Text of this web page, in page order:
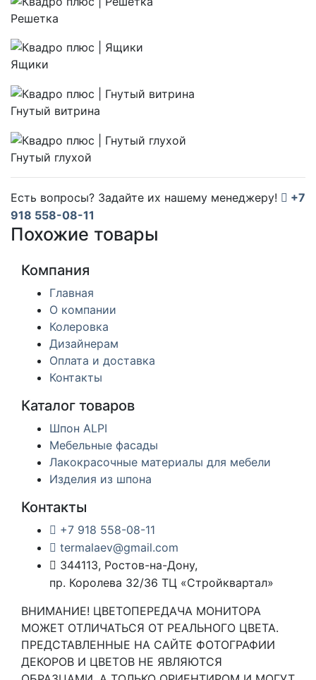
Решетка
Ящики
Гнутый витрина
Гнутый глухой
Есть вопросы? Задайте их нашему менеджеру!
+7
918 558-08-11
Похожие товары
Компания
Главная
О компании
Колеровка
Дизайнерам
Оплата и доставка
Контакты
Каталог товаров
Шпон ALPI
Мебельные фасады
Лакокрасочные материалы для мебели
Изделия из шпона
Контакты
+7 918 558-08-11
termalaev@gmail.com
344113, Ростов-на-Дону,
пр. Королева 32/36 ТЦ «Стройквартал»
ВНИМАНИЕ! ЦВЕТОПЕРЕДАЧА МОНИТОРА
МОЖЕТ ОТЛИЧАТЬСЯ ОТ РЕАЛЬНОГО ЦВЕТА.
ПРЕДСТАВЛЕННЫЕ НА САЙТЕ ФОТОГРАФИИ
ДЕКОРОВ И ЦВЕТОВ НЕ ЯВЛЯЮТСЯ